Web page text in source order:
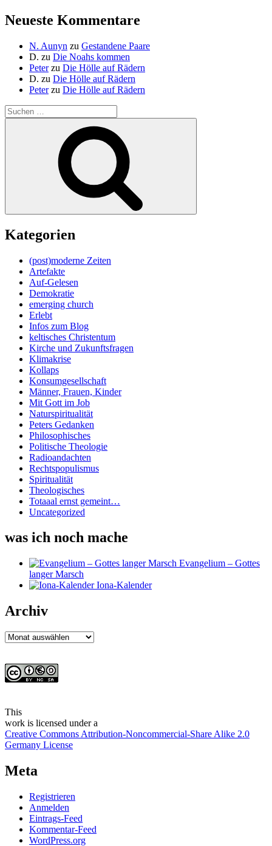
Neueste Kommentare
N. Aunyn zu Gestandene Paare
D. zu Die Noahs kommen
Peterzu Die Hölle auf Rädern
D. zu Die Hölle auf Rädern
Peterzu Die Hölle auf Rädern
Suche
nach:
Kategorien
(post)moderne Zeiten
Artefakte
Auf-Gelesen
Demokratie
emerging church
Erlebt
Infos zum Blog
keltisches Christentum
Kirche und Zukunftsfragen
Klimakrise
Kollaps
Konsumgesellschaft
Männer, Frauen, Kinder
Mit Gott im Job
Naturspiritualität
Peters Gedanken
Philosophisches
Politische Theologie
Radioandachten
Rechtspopulismus
Spiritualität
Theologisches
Totaaal ernst gemeint…
Uncategorized
was ich noch mache
Evangelium – Gottes
langer Marsch
Iona-Kalender
Archiv
Archiv
This
work is licensed under a
Creative Commons Attribution-Noncommercial-Share Alike 2.0
Germany License
Meta
Registrieren
Anmelden
Eintrags-Feed
Kommentar-Feed
WordPress.org